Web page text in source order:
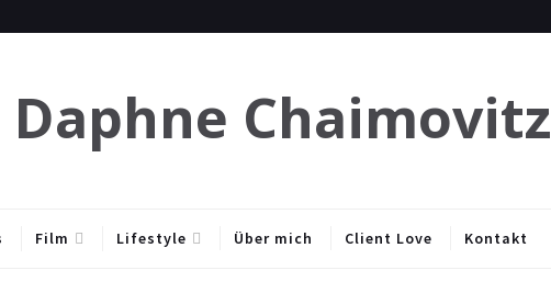
Chaimovitz
Film Lifestyle Über mich Client Love Kontakt